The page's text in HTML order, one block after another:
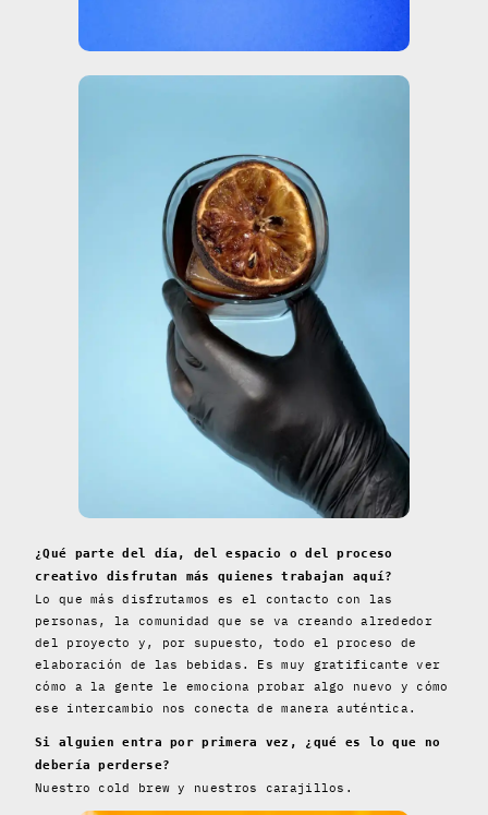
¿Qué parte del día, del espacio o del proceso
creativo disfrutan más quienes trabajan aquí?
Lo que más disfrutamos es el contacto con las
personas, la comunidad que se va creando alrededor
del proyecto y, por supuesto, todo el proceso de
elaboración de las bebidas. Es muy gratificante ver
cómo a la gente le emociona probar algo nuevo y cómo
ese intercambio nos conecta de manera auténtica.
Si alguien entra por primera vez, ¿qué es lo que no
debería perderse?
Nuestro cold brew y nuestros carajillos.